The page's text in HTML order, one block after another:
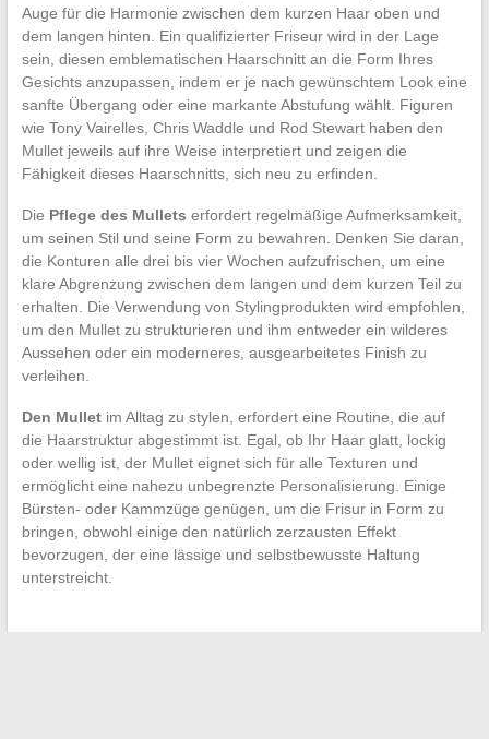
Auge für die Harmonie zwischen dem kurzen Haar oben und
dem langen hinten. Ein qualifizierter Friseur wird in der Lage
sein, diesen emblematischen Haarschnitt an die Form Ihres
Gesichts anzupassen, indem er je nach gewünschtem Look eine
sanfte Übergang oder eine markante Abstufung wählt. Figuren
wie Tony Vairelles, Chris Waddle und Rod Stewart haben den
Mullet jeweils auf ihre Weise interpretiert und zeigen die
Fähigkeit dieses Haarschnitts, sich neu zu erfinden.
Die Pflege des Mullets erfordert regelmäßige Aufmerksamkeit,
um seinen Stil und seine Form zu bewahren. Denken Sie daran,
die Konturen alle drei bis vier Wochen aufzufrischen, um eine
klare Abgrenzung zwischen dem langen und dem kurzen Teil zu
erhalten. Die Verwendung von Stylingprodukten wird empfohlen,
um den Mullet zu strukturieren und ihm entweder ein wilderes
Aussehen oder ein moderneres, ausgearbeitetes Finish zu
verleihen.
Den Mulletim Alltag zu stylen, erfordert eine Routine, die auf
die Haarstruktur abgestimmt ist. Egal, ob Ihr Haar glatt, lockig
oder wellig ist, der Mullet eignet sich für alle Texturen und
ermöglicht eine nahezu unbegrenzte Personalisierung. Einige
Bürsten- oder Kammzüge genügen, um die Frisur in Form zu
bringen, obwohl einige den natürlich zerzausten Effekt
bevorzugen, der eine lässige und selbstbewusste Haltung
unterstreicht.